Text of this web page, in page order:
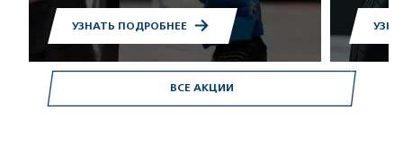
ВСЕ АКЦИИ
УЗНАТЬ ПОДРОБНЕЕ